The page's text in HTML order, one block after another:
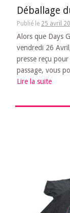
Déballage
Publié le 25 avril
Alors que Days
vendredi 26
presse reçu
passage, vous
Lire la suite